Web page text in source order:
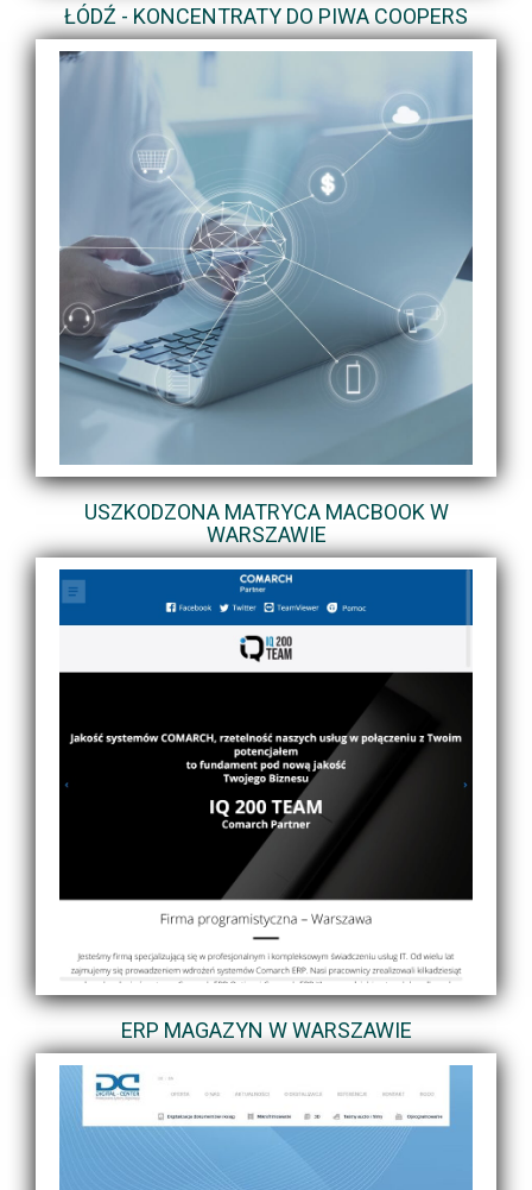
ŁÓDŹ - KONCENTRATY DO PIWA COOPERS
USZKODZONA MATRYCA MACBOOK W
WARSZAWIE
ERP MAGAZYN W WARSZAWIE